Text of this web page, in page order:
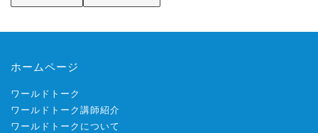
ホームページ
ワールドトーク
ワールドトーク講師紹介
ワールドトークについて